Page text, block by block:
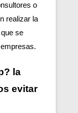
o
realizar la
se
la
evitar